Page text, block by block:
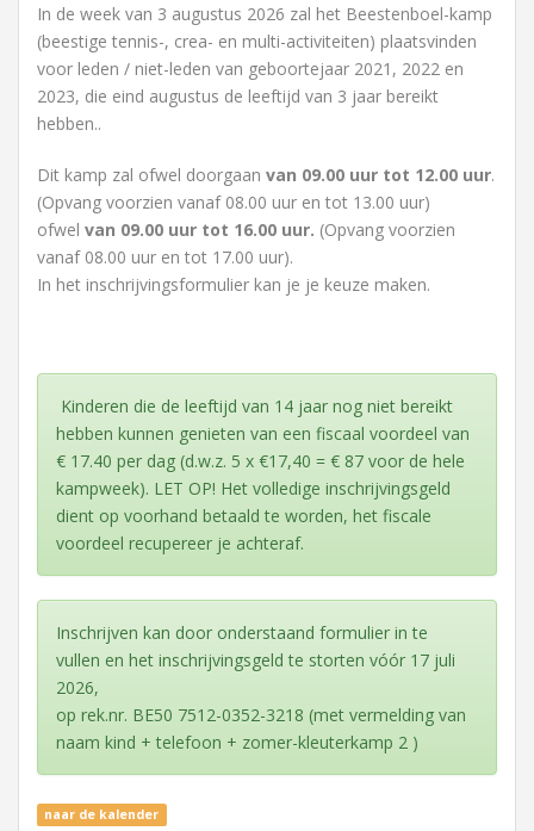
In de week van 3 augustus 2026 zal het Beestenboel-kamp
(beestige tennis-, crea- en multi-activiteiten) plaatsvinden
voor leden / niet-leden van geboortejaar 2021, 2022 en
2023, die eind augustus de leeftijd van 3 jaar bereikt
hebben..
Dit kamp zal ofwel doorgaan van 09.00 uur tot 12.00 uur.
(Opvang voorzien vanaf 08.00 uur en tot 13.00 uur)
ofwel van 09.00 uur tot 16.00 uur. (Opvang voorzien
vanaf 08.00 uur en tot 17.00 uur).
In het inschrijvingsformulier kan je je keuze maken.
Kinderen die de leeftijd van 14 jaar nog niet bereikt
hebben kunnen genieten van een fiscaal voordeel van
€ 17.40 per dag (d.w.z. 5 x €17,40 = € 87 voor de hele
kampweek). LET OP! Het volledige inschrijvingsgeld
dient op voorhand betaald te worden, het fiscale
voordeel recupereer je achteraf.
Inschrijven kan door onderstaand formulier in te
vullen en het inschrijvingsgeld te storten vóór 17 juli
2026,
op rek.nr. BE50 7512-0352-3218 (met vermelding van
naam kind + telefoon + zomer-kleuterkamp 2 )
naar de kalender